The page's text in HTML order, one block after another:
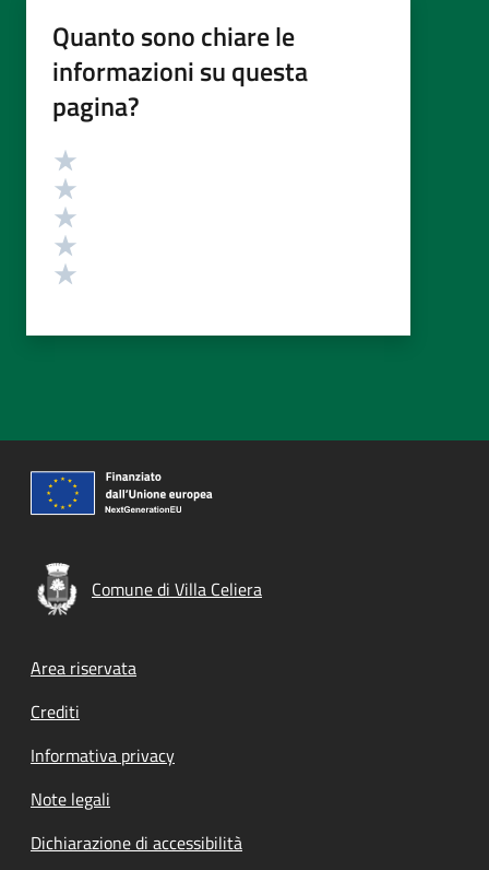
Quanto sono chiare le
informazioni su questa
pagina?
Valutazione
Comune di Villa Celiera
Footer menu
Area riservata
Crediti
Informativa privacy
Note legali
Dichiarazione di accessibilità